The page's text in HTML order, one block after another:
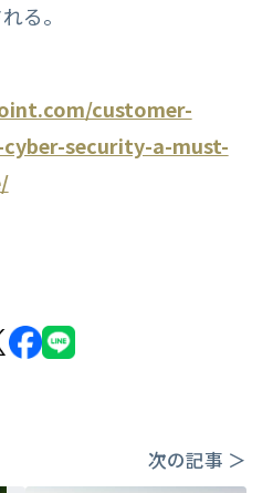
る。
customer-
security-a-must-
次の記事 ＞